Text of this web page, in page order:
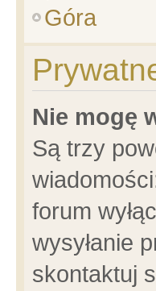
Góra
Nie mogę
Są trzy
forum
wysyłanie
skontaktuj